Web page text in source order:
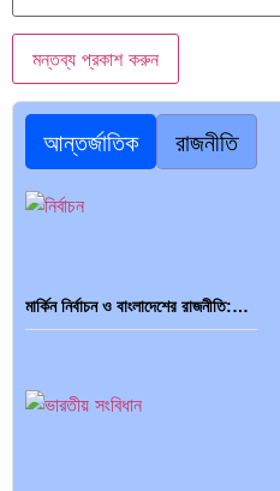
আন্তর্জাতিক রাজনীতি
মার্কিন নির্বাচন ও বাংলাদেশের রাজনীতি:…